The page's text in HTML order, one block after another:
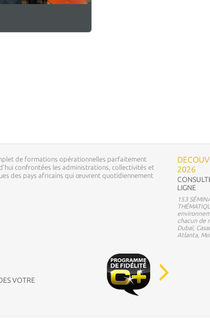
de formations opérationnelles parfaitement
confrontées les administrations, collectivités et
des pays africains qui œuvrent quotidiennement
2026
LIGNE
153
chacun de
Dubaï,
Atlanta,
VOTRE